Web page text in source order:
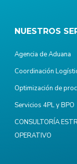
NUESTROS
Agencia de Aduana
Coordinación
Optimización de
Servicios 4PL y BPO
CONSULTORÍA
OPERATIVO